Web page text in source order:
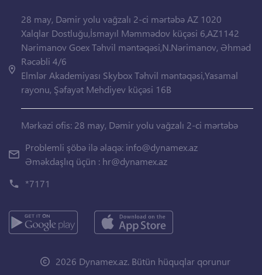
28 may, Dəmir yolu vağzalı 2-ci mərtəbə AZ 1020
Xalqlar Dostluğu,İsmayıl Məmmədov küçəsi 6,AZ1142
Nərimanov Goex Təhvil məntəqəsi,N.Nərimanov, Əhməd
Rəcəbli 4/6
Elmlər Akademiyası Skybox Təhvil məntəqəsi,Yasamal
rayonu, Şəfayət Mehdiyev küçəsi 16B
Mərkəzi ofis: 28 may, Dəmir yolu vağzalı 2-ci mərtəbə
Problemli şöbə ilə əlaqə: info@dynamex.az
Əməkdaşlıq üçün : hr@dynamex.az
*7171
2026 Dynamex.az. Bütün hüquqlar qorunur